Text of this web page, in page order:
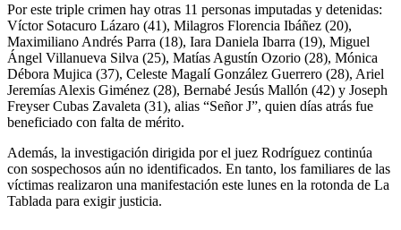
Por este triple crimen hay otras 11 personas imputadas y detenidas:
Víctor Sotacuro Lázaro (41), Milagros Florencia Ibáñez (20),
Maximiliano Andrés Parra (18), Iara Daniela Ibarra (19), Miguel
Ángel Villanueva Silva (25), Matías Agustín Ozorio (28), Mónica
Débora Mujica (37), Celeste Magalí González Guerrero (28), Ariel
Jeremías Alexis Giménez (28), Bernabé Jesús Mallón (42) y Joseph
Freyser Cubas Zavaleta (31), alias “Señor J”, quien días atrás fue
beneficiado con falta de mérito.
Además, la investigación dirigida por el juez Rodríguez continúa
con sospechosos aún no identificados. En tanto, los familiares de las
víctimas realizaron una manifestación este lunes en la rotonda de La
Tablada para exigir justicia.